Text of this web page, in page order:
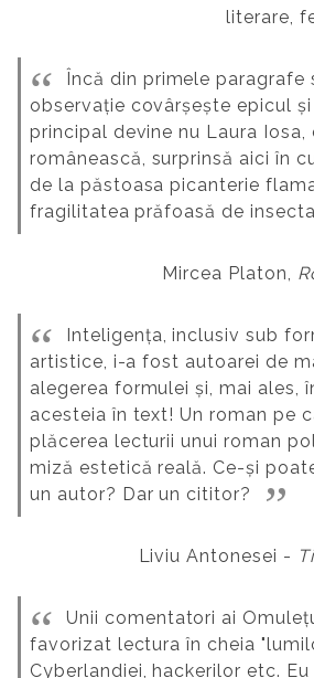
literare,
Încă din primele paragrafe
observație covârșește epicul
principal devine nu Laura
românească, surprinsă aici în
de la păstoasa picanterie
fragilitatea prăfoasă de
Mircea Platon,
Inteligența, inclusiv sub
artistice, i-a fost autoarei de
alegerea formulei și, mai ales,
acesteia în text! Un roman pe
plăcerea lecturii unui roman
miză estetică reală. Ce-și
un autor? Dar un cititor?
Liviu Antonesei -
Unii comentatori ai
favorizat lectura în cheia
Cyberlandiei, hackerilor etc.